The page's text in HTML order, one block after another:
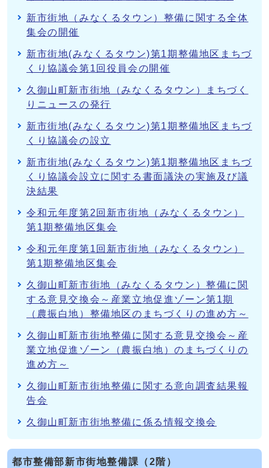
新市街地（みなくるタウン）整備に関する全体
集会の開催
新市街地(みなくるタウン)第1期整備地区まちづ
くり協議会第1回役員会の開催
久御山町新市街地（みなくるタウン）まちづく
りニュースの発行
新市街地(みなくるタウン)第1期整備地区まちづ
くり協議会の設立
新市街地(みなくるタウン)第1期整備地区まちづ
くり協議会設立に関する書面議決の実施及び議
決結果
令和元年度第2回新市街地（みなくるタウン）
第1期整備地区集会
令和元年度第1回新市街地（みなくるタウン）
第1期整備地区集会
久御山町新市街地（みなくるタウン）整備に関
する意見交換会～産業立地促進ゾーン第1期
（農振白地）整備地区のまちづくりの進め方～
久御山町新市街地整備に関する意見交換会～産
業立地促進ゾーン（農振白地）のまちづくりの
進め方～
久御山町新市街地整備に関する意向調査結果報
告会
久御山町新市街地整備に係る情報交換会
都市整備部新市街地整備課（2階）